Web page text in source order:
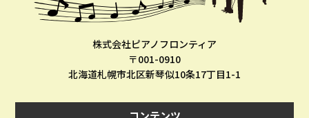
株式会社ピアノフロンティア
〒001-0910
北海道札幌市北区新琴似10条17丁目1-1